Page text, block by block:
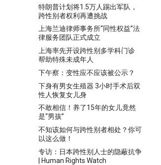
特朗普计划将1.5万人踢出军队，
跨性别者权利再遭挑战
上海兰迪律师事务所“同性权益”法
律服务团队正式成立
上海率先开设跨性别多学科门诊
帮助特殊未成年人
下午察：变性应不应该被公示？
下身有男女生殖器 3小时手术后双
性人恢复女儿身
不敢相信！养了15年的女儿竟然
是“男孩”
不知该如何与跨性别者相处？你可
以这么做！
专访：日本跨性别人士的隐蔽抗争
| Human Rights Watch